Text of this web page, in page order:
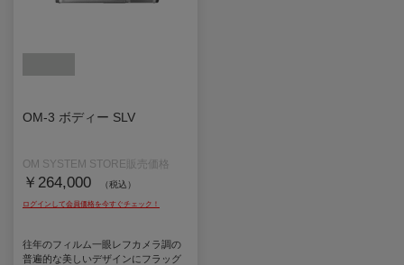
OM-3 ボディー SLV
￥264,000 （税込）
往年のフィルム一眼レフカメラ調の
普遍的な美しいデザインにフラッグ